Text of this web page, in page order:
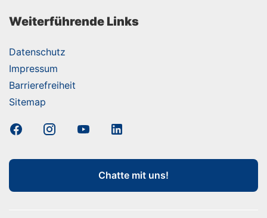
Weiterführende Links
Datenschutz
Impressum
Barrierefreiheit
Sitemap
Chatte mit uns!